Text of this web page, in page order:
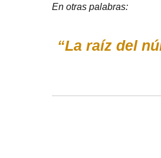
En otras palabras:
“La raíz del